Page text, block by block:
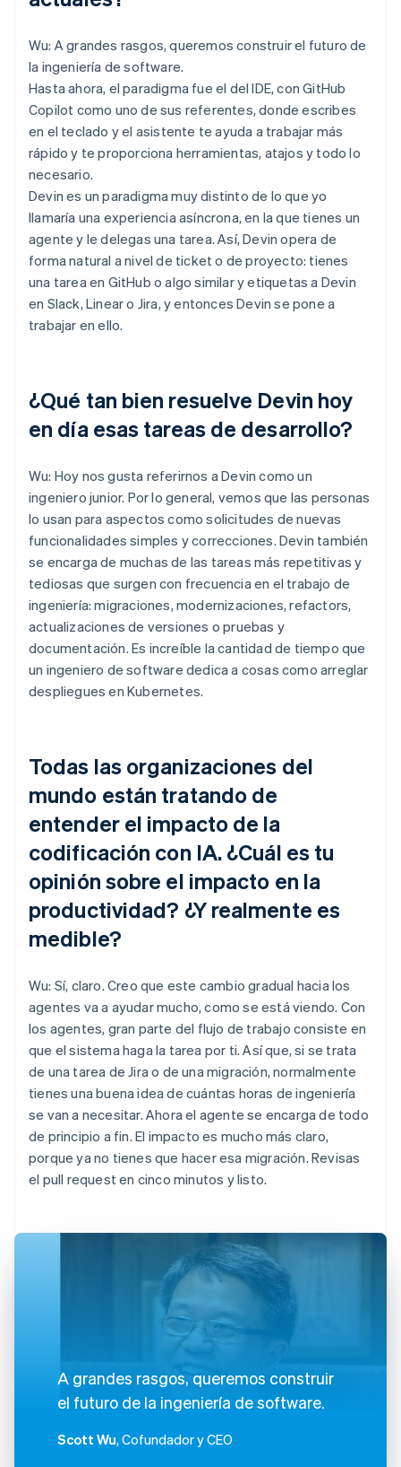
Wu: A grandes rasgos, queremos construir el futuro de
la ingeniería de software.
Hasta ahora, el paradigma fue el del IDE, con GitHub
Copilot como uno de sus referentes, donde escribes
en el teclado y el asistente te ayuda a trabajar más
rápido y te proporciona herramientas, atajos y todo lo
necesario.
Devin es un paradigma muy distinto de lo que yo
llamaría una experiencia asíncrona, en la que tienes un
agente y le delegas una tarea. Así, Devin opera de
forma natural a nivel de ticket o de proyecto: tienes
una tarea en GitHub o algo similar y etiquetas a Devin
en Slack, Linear o Jira, y entonces Devin se pone a
trabajar en ello.
¿Qué tan bien resuelve Devin hoy
en día esas tareas de desarrollo?
Wu: Hoy nos gusta referirnos a Devin como un
ingeniero junior. Por lo general, vemos que las personas
lo usan para aspectos como solicitudes de nuevas
funcionalidades simples y correcciones. Devin también
se encarga de muchas de las tareas más repetitivas y
tediosas que surgen con frecuencia en el trabajo de
ingeniería: migraciones, modernizaciones, refactors,
actualizaciones de versiones o pruebas y
documentación. Es increíble la cantidad de tiempo que
un ingeniero de software dedica a cosas como arreglar
despliegues en Kubernetes.
Todas las organizaciones del
mundo están tratando de
entender el impacto de la
codificación con IA. ¿Cuál es tu
opinión sobre el impacto en la
productividad? ¿Y realmente es
medible?
Wu: Sí, claro. Creo que este cambio gradual hacia los
agentes va a ayudar mucho, como se está viendo. Con
los agentes, gran parte del flujo de trabajo consiste en
que el sistema haga la tarea por ti. Así que, si se trata
de una tarea de Jira o de una migración, normalmente
tienes una buena idea de cuántas horas de ingeniería
se van a necesitar. Ahora el agente se encarga de todo
de principio a fin. El impacto es mucho más claro,
porque ya no tienes que hacer esa migración. Revisas
el pull request en cinco minutos y listo.
A grandes rasgos, queremos construir
el futuro de la ingeniería de software.
Scott Wu, Cofundador y CEO